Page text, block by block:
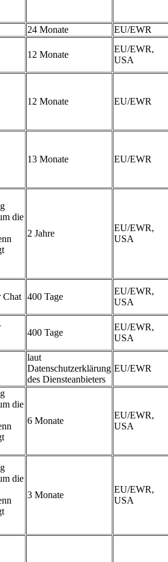
24 Monate EU/EWR
12 Monate
EU/EWR,
USA
12 Monate EU/EWR
13 Monate EU/EWR
die
2 Jahre
EU/EWR,
USA
Chat 400 Tage
EU/EWR,
USA
400 Tage
EU/EWR,
USA
laut
Datenschutzerklärung
des Diensteanbieters
EU/EWR
die
6 Monate
EU/EWR,
USA
die
3 Monate
EU/EWR,
USA